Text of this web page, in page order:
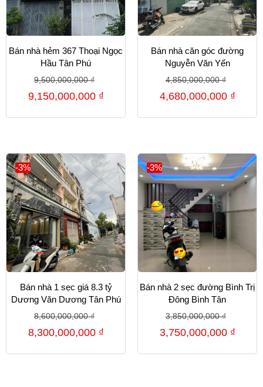
Bán nhà hẻm 367 Thoại Ngọc
Hầu Tân Phú
9,500,000,000₫
9,150,000,000 ₫
Bán nhà căn góc đường
Nguyễn Văn Yến
4,850,000,000₫
4,680,000,000 ₫
-3%
Bán nhà 1 sẹc giá 8.3 tỷ
Dương Văn Dương Tân Phú
8,600,000,000₫
8,300,000,000 ₫
-3%
Bán nhà 2 sẹc đường Bình Trị
Đông Bình Tân
3,850,000,000₫
3,750,000,000 ₫